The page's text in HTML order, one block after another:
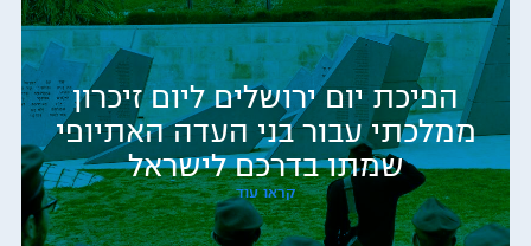
הפיכת יום ירושלים ליום זיכרון
ממלכתי עבור בני העדה האתיופי
שמתו בדרכם לישראל
קראו עוד